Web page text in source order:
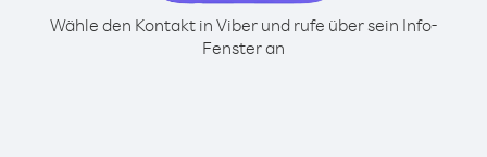
Wähle den Kontakt in Viber und rufe über sein Info-
Fenster an